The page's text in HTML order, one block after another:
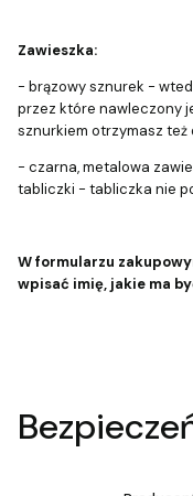
Zawieszka:
- brązowy sznurek -
przez które nawleczony
sznurkiem otrzymasz też
- czarna, metalowa
tabliczki - tabliczka nie
W formularzu
wpisać imię, jakie ma